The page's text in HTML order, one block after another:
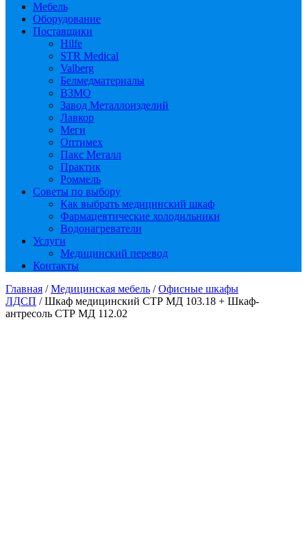
Мебель
Оборудование
Поставщики
Hilfe
STR Medical
Valberg
Белмедматериалы
ВЗМО
Завод Металлоизделий
Лавкор
Меги
Оптимех
Пакс Металл
Практик
Роммель
Советы по выбору
Как выбрать медицинский шкаф
Фармацевтические холодильники
Водонагреватели
Услуги
Медицинский перевод
Контакты
Главная /Медицинская мебель /Офисные шкафы
ЛДСП / Шкаф медицинский СТР МД 103.18 + Шкаф-
антресоль СТР МД 112.02